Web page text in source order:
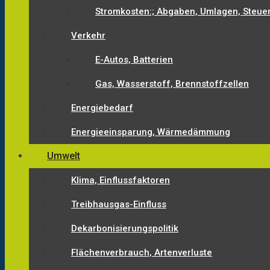
Stromkosten:; Abgaben, Umlagen,
Verkehr
E-Autos, Batterien
Gas, Wasserstoff, Brennstoffzellen
Energiebedarf
Energieeinsparung, Wärmedämmung
Umwelt
Klima, Einflussfaktoren
Treibhausgas-Einfluss
Dekarbonisierungspolitik
Flächenverbrauch, Artenverluste